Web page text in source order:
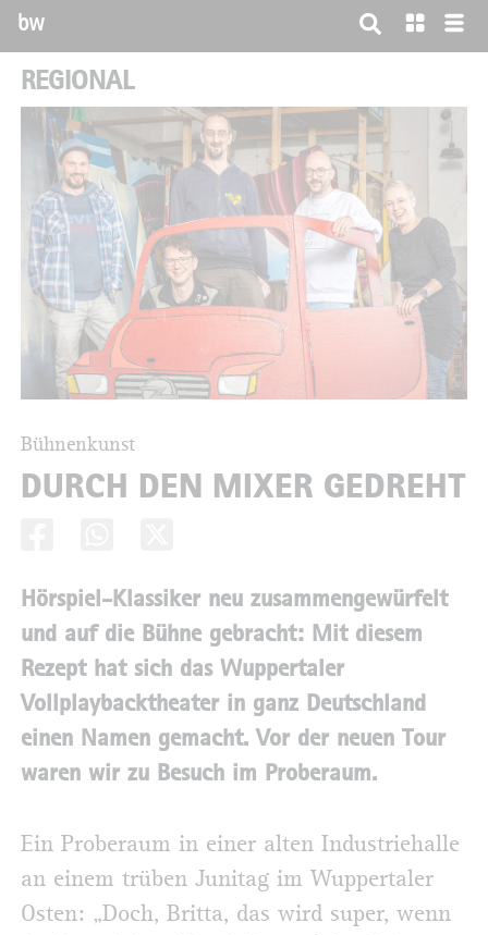
bw
REGIONAL
Bühnenkunst
DURCH DEN MIXER GEDREHT
Hörspiel-Klassiker neu zusammengewürfelt
und auf die Bühne gebracht: Mit diesem
Rezept hat sich das Wuppertaler
Vollplaybacktheater in ganz Deutschland
einen Namen gemacht. Vor der neuen Tour
waren wir zu Besuch im Proberaum.
Ein Proberaum in einer alten Industriehalle
an einem trüben Junitag im Wuppertaler
Osten: „Doch, Britta, das wird super, wenn